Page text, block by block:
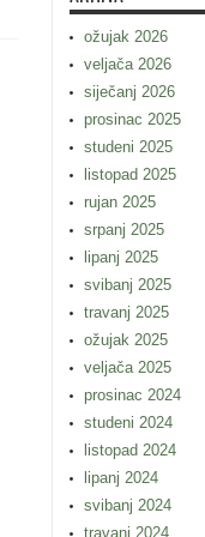
ožujak 2026
veljača 2026
siječanj 2026
prosinac 2025
studeni 2025
listopad 2025
rujan 2025
srpanj 2025
lipanj 2025
svibanj 2025
travanj 2025
ožujak 2025
veljača 2025
prosinac 2024
studeni 2024
listopad 2024
lipanj 2024
svibanj 2024
travanj 2024